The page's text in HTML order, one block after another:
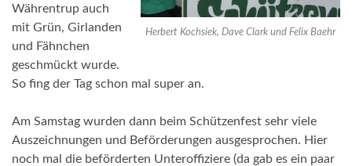
Herbert Kochsiek, Dave Clark und Felix Baehr
Währentrup auch
mit Grün, Girlanden
und Fähnchen
geschmückt wurde.
So fing der Tag schon mal super an.
Am Samstag wurden dann beim Schützenfest sehr viele
Auszeichnungen und Beförderungen ausgesprochen. Hier
noch mal die beförderten Unteroffiziere (da gab es ein paar